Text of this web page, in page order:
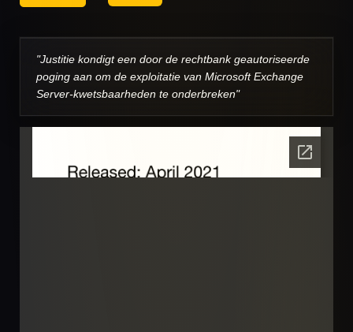
"Justitie kondigt een door de rechtbank geautoriseerde
poging aan om de exploitatie van Microsoft Exchange
Server-kwetsbaarheden te onderbreken"